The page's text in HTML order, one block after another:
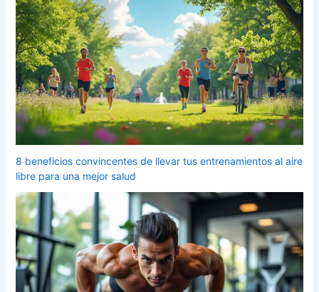
8 beneficios convincentes de llevar tus entrenamientos al aire
libre para una mejor salud